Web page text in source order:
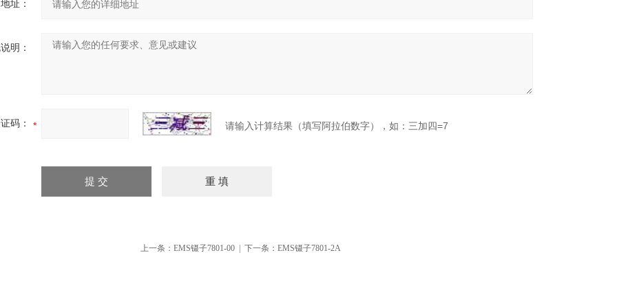
址：
明：
码： 请输入计算结果（填写阿拉伯数字），如：三加四=7
上一条： EMS镊子7801-00| 下一条： EMS镊子7801-2A